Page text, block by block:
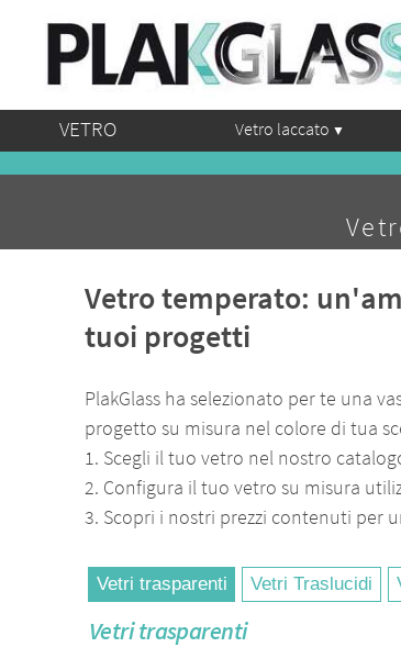
VETRO Vetro laccato
Vetro temperato:
tuoi progetti
PlakGlass ha selezionato per te una
progetto su misura nel colore di tua
1. Scegli il tuo vetro nel nostro
2. Configura il tuo vetro su misura
3. Scopri i nostri prezzi contenuti per
Vetri trasparenti Vetri Traslucidi
Vetri trasparenti